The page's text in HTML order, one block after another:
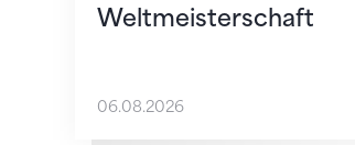
Weltmeisterschaft
06.08.2026